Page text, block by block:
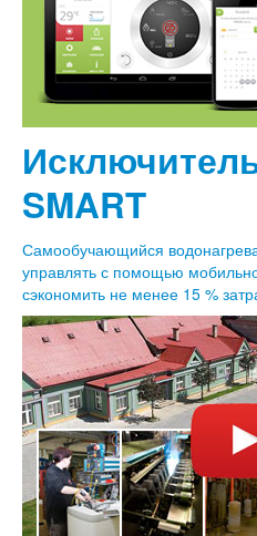
SMART
Самообучающийся
управлять с помощью
сэкономить не менее 15 %